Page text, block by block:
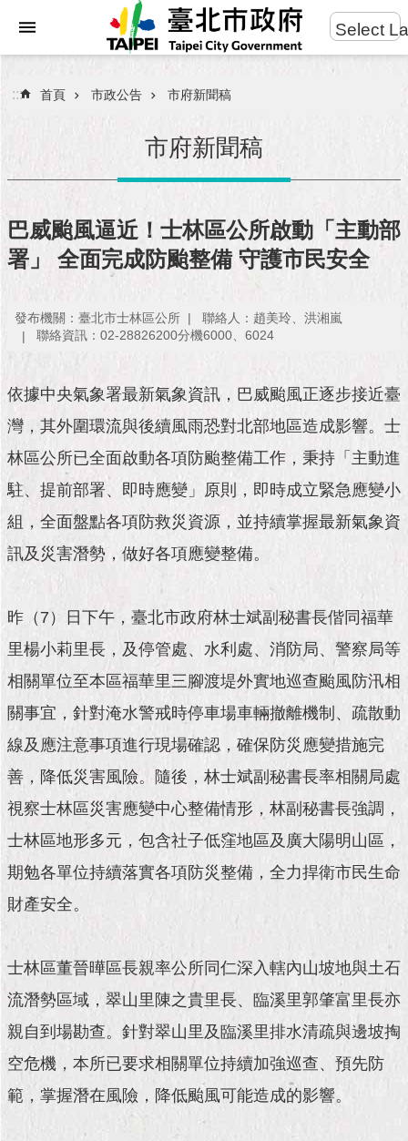
進
搜
民
服
務
府
團
隊
政
公
告
施
政
願
成
市
資
料
館
發
現
臺
活
題
與
互
動
Select
::: 首頁 市政公告 市府新聞稿
市府新聞稿
巴威颱風逼近！士林區公所啟動「主動部
署」 全面完成防颱整備 守護市民安全
發布機關：臺北市士林區公所
聯絡人：趙美玲、洪湘嵐
聯絡資訊：02-28826200分機6000、6024
依據中央氣象署最新氣象資訊，巴威颱風正逐步接近臺
灣，其外圍環流與後續風雨恐對北部地區造成影響。士
林區公所已全面啟動各項防颱整備工作，秉持「主動進
駐、提前部署、即時應變」原則，即時成立緊急應變小
組，全面盤點各項防救災資源，並持續掌握最新氣象資
訊及災害潛勢，做好各項應變整備。
昨（7）日下午，臺北市政府林士斌副秘書長偕同福華
里楊小莉里長，及停管處、水利處、消防局、警察局等
相關單位至本區福華里三腳渡堤外實地巡查颱風防汛相
關事宜，針對淹水警戒時停車場車輛撤離機制、疏散動
線及應注意事項進行現場確認，確保防災應變措施完
善，降低災害風險。隨後，林士斌副秘書長率相關局處
視察士林區災害應變中心整備情形，林副秘書長強調，
士林區地形多元，包含社子低窪地區及廣大陽明山區，
期勉各單位持續落實各項防災整備，全力捍衛市民生命
財產安全。
士林區董晉曄區長親率公所同仁深入轄內山坡地與土石
流潛勢區域，翠山里陳之貴里長、臨溪里郭肇富里長亦
親自到場勘查。針對翠山里及臨溪里排水清疏與邊坡掏
空危機，本所已要求相關單位持續加強巡查、預先防
範，掌握潛在風險，降低颱風可能造成的影響。